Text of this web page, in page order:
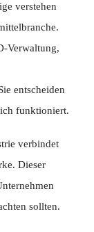
verstehen
Verwaltung,
entscheiden
funktioniert.
verbindet
Dieser
sollten.